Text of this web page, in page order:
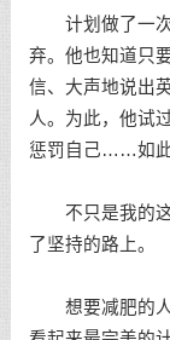
计划做了一次
弃。他也知道只
信、大声地说出
人。为此，他试
惩罚自己……如此
不只是我的这
了坚持的路上。
想要减肥的人